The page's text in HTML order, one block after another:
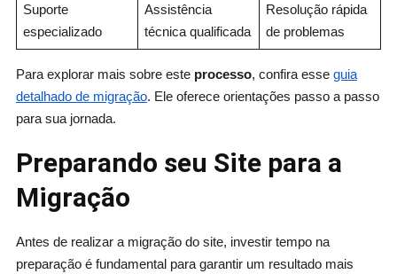
Suporte
especializado
Assistência
técnica qualificada
Resolução rápida
de problemas
Para explorar mais sobre este processo, confira esse guia
detalhado de migração. Ele oferece orientações passo a passo
para sua jornada.
Preparando seu Site para a
Migração
Antes de realizar a migração do site, investir tempo na
preparação é fundamental para garantir um resultado mais